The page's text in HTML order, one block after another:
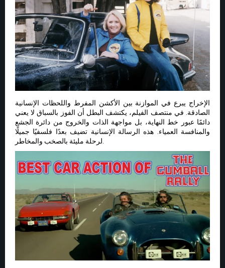
الإخراج يبرع في الموازنة بين الأكشن المفرط واللحظات الإنسانية
الصادقة. في منتصف الفيلم، يكتشف البطل أن الفوز بالسباق لا يعني
دائمًا عبور خط النهاية، بل مواجهة الذات والخروج من دائرة الجشع
والمنافسة العمياء. هذه الرسالة الإنسانية تضيف بعدًا فلسفيًا جميلًا